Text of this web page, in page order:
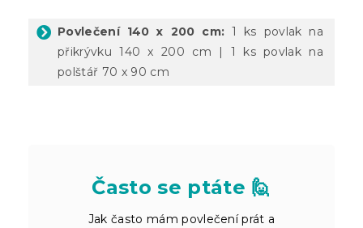
Povlečení 140 x 200 cm: 1 ks povlak na
přikrývku 140 x 200 cm | 1 ks povlak na
polštář 70 x 90 cm
Často se ptáte 🙋
Jak často mám povlečení prát a